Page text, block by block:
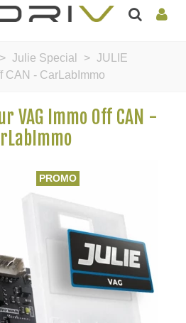
> Julie Special > JULIE
CAN - CarLabImmo
VAG Immo Off CAN -
PROMO